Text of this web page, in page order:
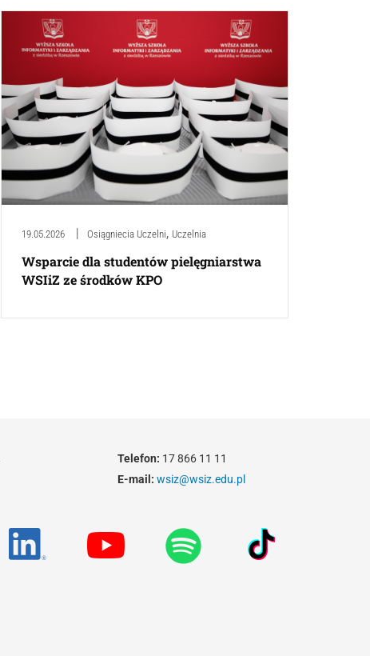
19.05.2026 Osiągniecia Uczelni, Uczelnia
Wsparcie dla studentów pielęgniarstwa
WSIiZ ze środków KPO
Telefon: 17 866 11 11
E-mail: wsiz@wsiz.edu.pl